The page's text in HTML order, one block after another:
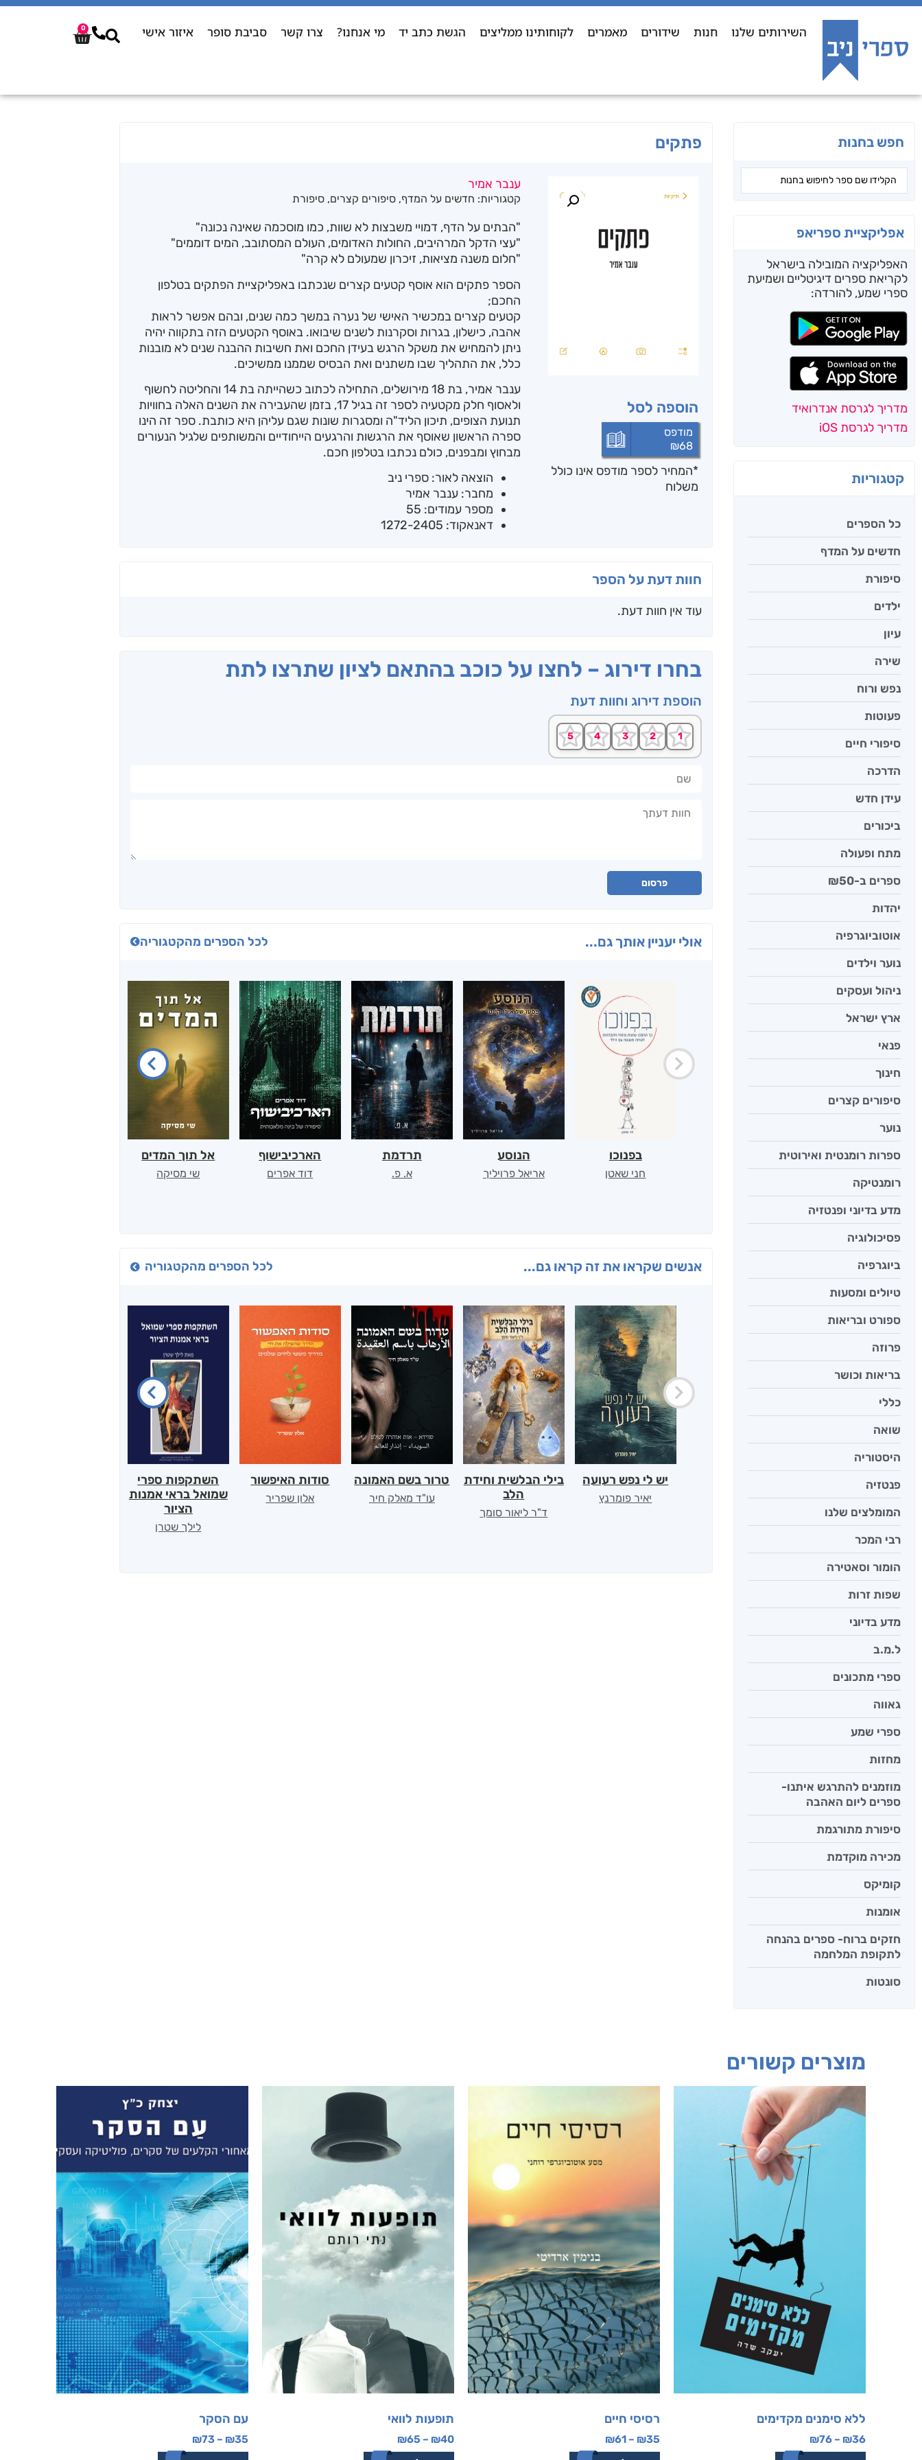
השירותים שלנו חנות שידורים מאמרים לקוחותינו ממליצים הגשת כתב יד מי אנחנו? צרו קשר סביבת סופר איזור אישי 0
חפש בחנות
אפליקציית ספריאפ
האפליקציה המובילה בישראל
לקריאת ספרים דיגיטליים ושמיעת
ספרי שמע, להורדה:
מדריך לגרסת אנדרואיד
מדריך לגרסת iOS
קטגוריות
כל הספרים
חדשים על המדף
סיפורת
ילדים
עיון
שירה
נפש ורוח
פעוטות
סיפורי חיים
הדרכה
עידן חדש
ביכורים
מתח ופעולה
ספרים ב-₪50
יהדות
אוטוביוגרפיה
נוער וילדים
ניהול ועסקים
ארץ ישראל
פנאי
חינוך
סיפורים קצרים
נוער
ספרות רומנטית ואירוטית
רומנטיקה
מדע בדיוני ופנטזיה
פסיכולוגיה
ביוגרפיה
טיולים ומסעות
ספורט ובריאות
פרוזה
בריאות וכושר
כללי
שואה
היסטוריה
פנטזיה
המומלצים שלנו
רבי המכר
הומור וסאטירה
שפות זרות
מדע בדיוני
ל.מ.ב
ספרי מתכונים
גאווה
ספרי שמע
מחזות
מוזמנים להתרגש איתנו-
ספרים ליום האהבה
סיפורת מתורגמת
מכירה מוקדמת
קומיקס
אומנות
חזקים ברוח- ספרים בהנחה
לתקופת המלחמה
סונטות
פתקים
הוספה לסל
מודפס
₪68
*המחיר לספר מודפס אינו כולל
משלוח
ענבר אמיר
קטגוריות: חדשים על המדף, סיפורים קצרים, סיפורת
"הבתים על הדף, דמויי משבצות לא שוות, כמו מוסכמה שאינה נכונה"
"עצי הדקל המרהיבים, החולות האדומים, העולם המסתובב, המים דוממים"
"חלום משנה מציאות, זיכרון שמעולם לא קרה"
הספר פתקים הוא אוסף קטעים קצרים שנכתבו באפליקציית הפתקים בטלפון
החכם;
קטעים קצרים במכשיר האישי של נערה במשך כמה שנים, ובהם אפשר לראות
אהבה, כישלון, בגרות וסקרנות לשנים שיבואו. באוסף הקטעים הזה בתקווה יהיה
ניתן להמחיש את משקל הרגש בעידן החכם ואת חשיבות ההבנה שנים לא מובנות
כלל, את התהליך שבו משתנים ואת הבסיס שממנו ממשיכים.
ענבר אמיר, בת 18 מירושלים, התחילה לכתוב כשהייתה בת 14 והחליטה לחשוף
ולאסוף חלק מקטעיה לספר זה בגיל 17, בזמן שהעבירה את השנים האלה בחוויות
תנועת הצופים, תיכון הליד"ה ומסגרות שונות שגם עליהן היא כותבת. ספר זה הינו
ספרה הראשון שאוסף את הרגשות והרגעים הייחודיים והמשותפים שלגיל הנעורים
מבחוץ ומבפנים, כולם נכתבו בטלפון חכם.
הוצאה לאור: ספרי ניב
מחבר: ענבר אמיר
מספר עמודים: 55
דאנאקוד: 1272-2405
חוות דעת על הספר
עוד אין חוות דעת.
בחרו דירוג – לחצו על כוכב בהתאם לציון שתרצו לתת
הוספת דירוג וחוות דעת
פרסום
אולי יעניין אותך גם... לכל הספרים מהקטגוריה
בפנוכו
חני שאטן
הנוסע
אריאל פרויליך
תרדמת
א. פ.
הארכיבישוף
דוד אפרים
אל תוך המדים
שי מסיקה
אנשים שקראו את זה קראו גם... לכל הספרים מהקטגוריה
יש לי נפש רעועה
יאיר פומרנץ
בילי הבלשית וחידת
הלב
ד"ר ליאור סומך
טרור בשם האמונה
עו"ד מאלק חיר
סודות האיפשור
אלון שפריר
השתקפות ספרי
שמואל בראי אמנות
הציור
לילך שטרן
מוצרים קשורים
ללא סימנים מקדימים
₪36
–
₪76
רסיסי חיים
₪35
–
₪61
תופעות לוואי
₪40
–
₪65
עם הסקר
₪35
–
₪73